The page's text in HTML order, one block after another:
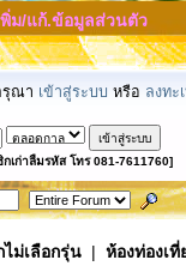
พิ่ม/แก้.ข้อมูลส่วนตัว
รุณา เข้าสู่ระบบ หรือ ลงทะ
เก่าลืมรหัส โทร 081-7611760]
ม่เลือกรุ่น| ห้องท่องเ